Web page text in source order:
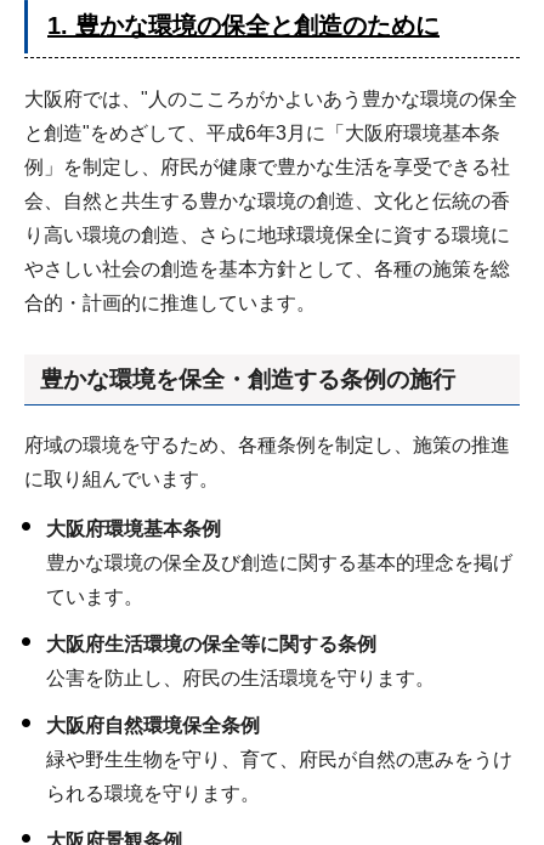
1. 豊かな環境の保全と創造のために
大阪府では、"人のこころがかよいあう豊かな環境の保全
と創造"をめざして、平成6年3月に「大阪府環境基本条
例」を制定し、府民が健康で豊かな生活を享受できる社
会、自然と共生する豊かな環境の創造、文化と伝統の香
り高い環境の創造、さらに地球環境保全に資する環境に
やさしい社会の創造を基本方針として、各種の施策を総
合的・計画的に推進しています。
豊かな環境を保全・創造する条例の施行
府域の環境を守るため、各種条例を制定し、施策の推進
に取り組んでいます。
大阪府環境基本条例
豊かな環境の保全及び創造に関する基本的理念を掲げ
ています。
大阪府生活環境の保全等に関する条例
公害を防止し、府民の生活環境を守ります。
大阪府自然環境保全条例
緑や野生生物を守り、育て、府民が自然の恵みをうけ
られる環境を守ります。